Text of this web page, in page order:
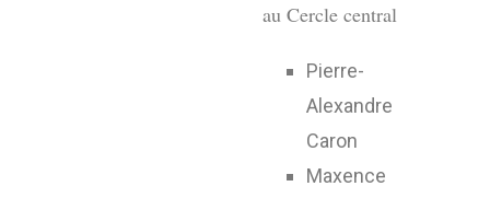
au Cercle central
Pierre-
Alexandre
Caron
Maxence